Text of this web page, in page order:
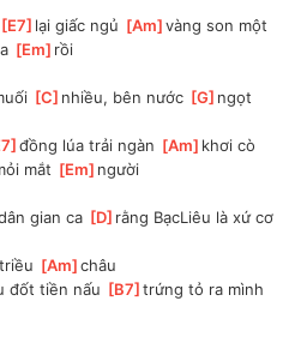
[E7 ]lại giấc ngủ [Am ]
vàng son một
[Em ]rồi
[C ]nhiều, bên nước [G ]ngọt
]
đồng lúa trải ngàn [Am ]khơi cò
mắt [Em ]người
gian ca [D ]rằng BạcLiêu là xứ cơ
[Am ]
châu
đốt tiền nấu [B7 ]trứng tỏ ra mình